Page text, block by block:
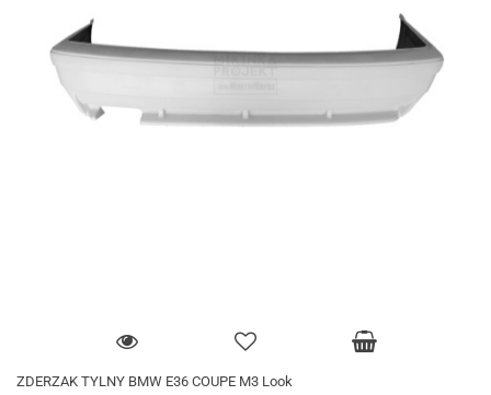
ZDERZAK TYLNY BMW E36 COUPE M3 Look